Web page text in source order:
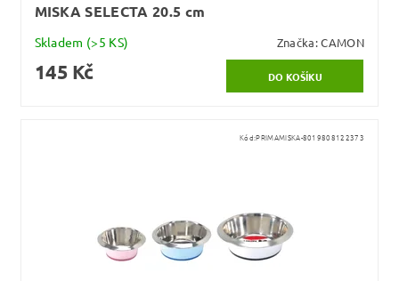
MISKA SELECTA 20.5 cm
Skladem (>5 KS) Značka:CAMON
145 Kč
Kód:PRIMAMISKA-8019808122373